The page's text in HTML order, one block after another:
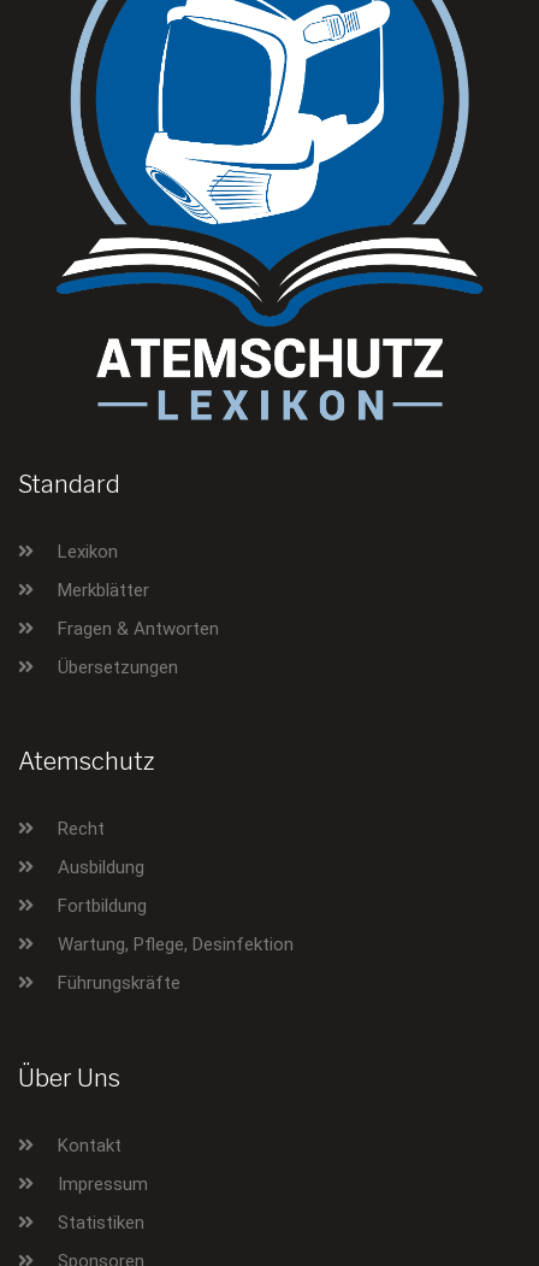
Standard
Lexikon
Merkblätter
Fragen & Antworten
Übersetzungen
Atemschutz
Recht
Ausbildung
Fortbildung
Wartung, Pflege, Desinfektion
Führungskräfte
Über Uns
Kontakt
Impressum
Statistiken
Sponsoren